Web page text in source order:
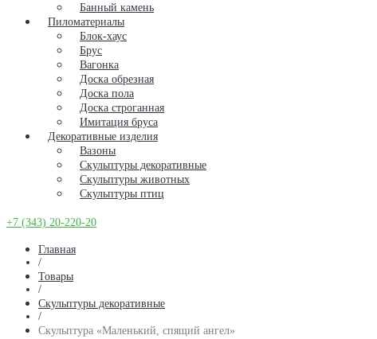
Банный камень
Пиломатериалы
Блок-хаус
Брус
Вагонка
Доска обрезная
Доска пола
Доска строганная
Имитация бруса
Декоративные изделия
Вазоны
Скульптуры декоративные
Скульптуры животных
Скульптуры птиц
+7 (343) 20-220-20
Главная
/
Товары
/
Скульптуры декоративные
/
Скульптура «Маленький, спящий ангел»